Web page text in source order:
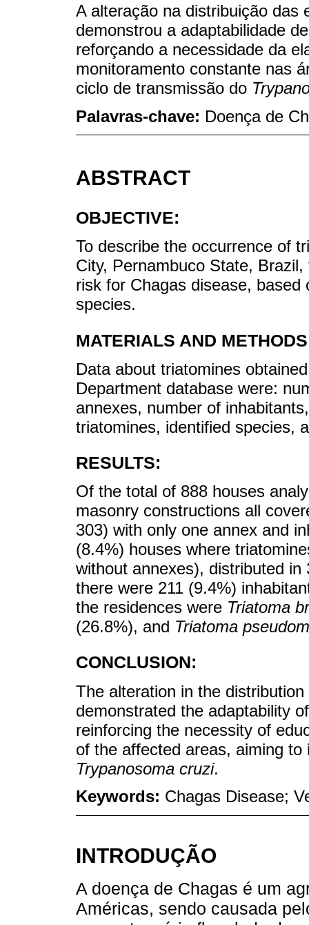
A alteração na distribuição das
demonstrou a adaptabilidade
reforçando a necessidade da
monitoramento constante nas
ciclo de transmissão do
Palavras-chave: Doença de
ABSTRACT
OBJECTIVE:
To describe the occurrence of
City, Pernambuco State,
risk for Chagas disease,
species.
MATERIALS AND
Data about triatomines
Department database were:
annexes, number of
triatomines, identified species,
RESULTS:
Of the total of 888 houses
masonry constructions all
303) with only one annex and
(8.4%) houses where
without annexes), distributed
there were 211 (9.4%)
the residences were Triatoma
(26.8%), and Triatoma
CONCLUSION:
The alteration in the
demonstrated the adaptability
reinforcing the necessity of
of the affected areas, aiming
Trypanosoma cruzi.
Keywords: Chagas Disease;
INTRODUÇÃO
A doença de Chagas é um
Américas, sendo causada